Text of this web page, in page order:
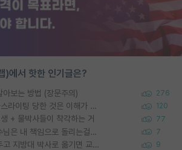
)에서 핫한 인기글은?
보는 방법 (장문주의) 276
대학원생들 교수에게 가스라이팅 당한 것은 이해가 갑니다. 안타깝네요. 120
+ 물박사들이 착각하는 거 77
왜 후배가 못하는걸 교수님은 내 책임으로 돌리는걸까요? 7
SSH 박사과정을 그만두고 지방대 박사로 옮기면 교수의 꿈은 끝일까요? 9